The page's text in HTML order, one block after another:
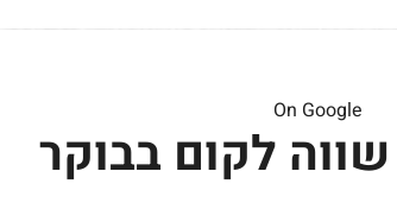
On Google
לקום בבוקר